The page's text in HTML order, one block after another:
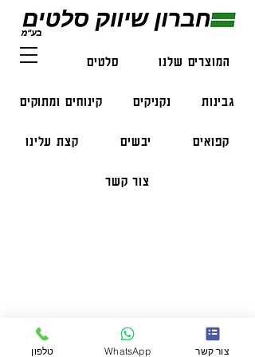
המוצרים שלנו סלטים דגים
גבינות נקניקים קינוחים ומתוקים
קפואים יבשים קצת עלינו
צור קשר
הזמנות בווצאפ:
050-47-57-365
051-296-2006
טלפון WhatsApp צור קשר